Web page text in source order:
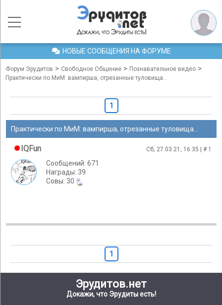
НОВЫЕ СООБЩЕНИЯ НА ФОРУМЕ
Форум Эрудитов > Свободное Общение > Познавательное видео >
Практически по МиМ: вампирша, отрезанные туловища...
1
Практически по МиМ: вампирша, отрезанные туловища...
IQFun Сб, 27.03.21, 16:35 | # 1
Сообщений: 671
Награды: 39
Cовы: 30
1
Эрудитов.нет
Докажи, что Эрудиты есть!